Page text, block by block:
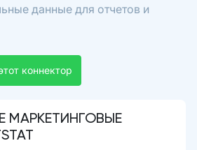
данные для отчетов и
коннектор
МАРКЕТИНГОВЫЕ